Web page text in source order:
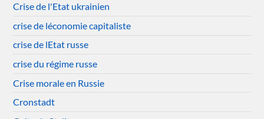
Crise de l'Etat ukrainien
crise de léconomie capitaliste
crise de lEtat russe
crise du régime russe
Crise morale en Russie
Cronstadt